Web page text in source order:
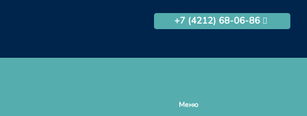
+7 (4212) 68-06-86
Меню